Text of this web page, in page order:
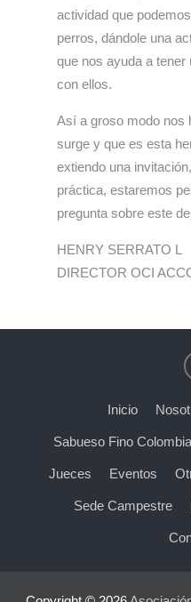
actividad que
perros, dándole una
que nos ayuda a
con ellos.
Así a groso modo nos
surge y que es esta
extiendo una
práctica, estaremos
pregunta sobre este
HENRY SERRATO L
DIRECTOR OCI
Inicio
Sabueso Fino
Jueces Eventos
Sede Campestre